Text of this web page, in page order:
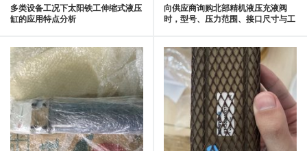
多类设备工况下太阳铁工伸缩式液压
缸的应用特点分析
向供应商询购北部精机液压充液阀
时，型号、压力范围、接口尺寸与工